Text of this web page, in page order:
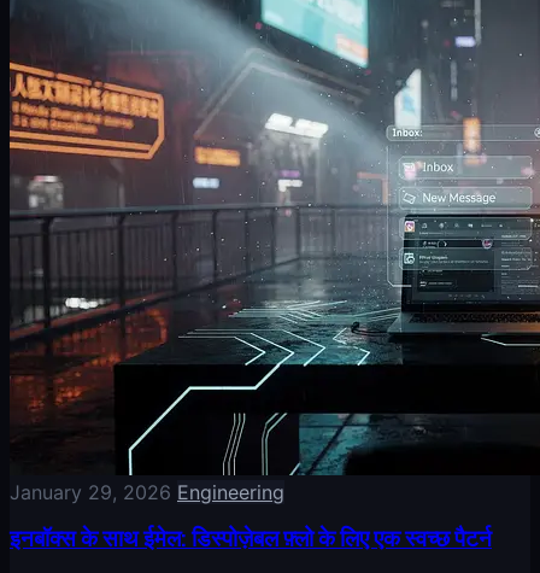
January 29, 2026 Engineering
इनबॉक्स के साथ ईमेल: डिस्पोज़ेबल फ़्लो के लिए एक स्वच्छ पैटर्न